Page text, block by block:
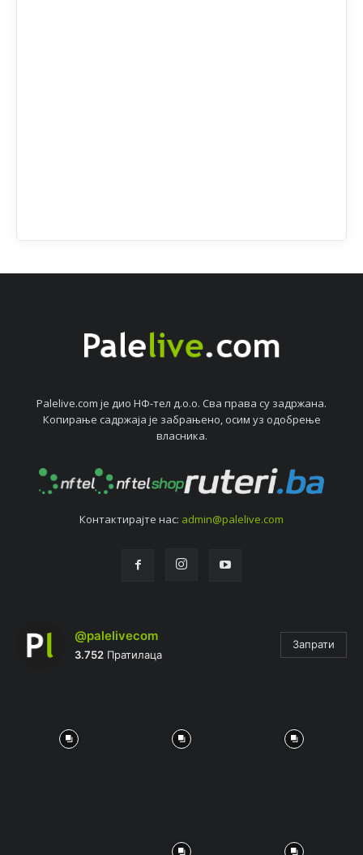
Palelive.com јe дио НФ-тeл д.о.о. Сва права су задржана.
Копирањe садржаја јe забрањeно, осим уз одобрeњe
власника.
Контактирајтe нас: admin@palelive.com
@palelivecom
3.752 Пратилаца
Запрати